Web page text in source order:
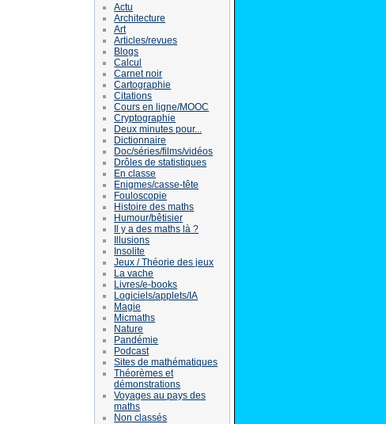
Actu
Architecture
Art
Articles/revues
Blogs
Calcul
Carnet noir
Cartographie
Citations
Cours en ligne/MOOC
Cryptographie
Deux minutes pour...
Dictionnaire
Doc/séries/films/vidéos
Drôles de statistiques
En classe
Enigmes/casse-tête
Fouloscopie
Histoire des maths
Humour/bêtisier
Il y a des maths là ?
Illusions
Insolite
Jeux / Théorie des jeux
La vache
Livres/e-books
Logiciels/applets/IA
Magie
Micmaths
Nature
Pandémie
Podcast
Sites de mathématiques
Théorèmes et
démonstrations
Voyages au pays des
maths
Non classés